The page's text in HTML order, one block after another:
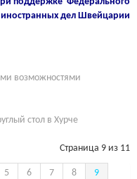
иностранных дел Швейцарии
возможностями
стол в Хурче
Страница 9 из 11
5 6 7 8
9